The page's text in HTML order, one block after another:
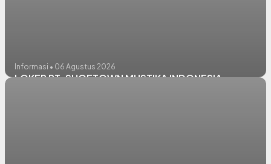
Informasi • 06 Agustus 2026
LOKER PT. SHOETOWN MUSTIKA INDONESIA